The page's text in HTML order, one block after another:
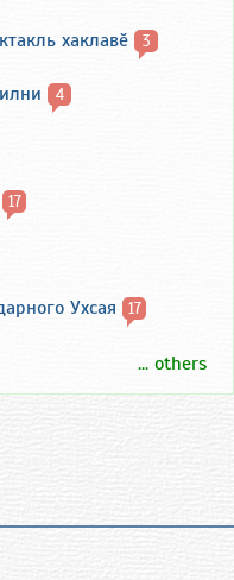
хаклавӗ 3
4
17
Ухсая 17
... others